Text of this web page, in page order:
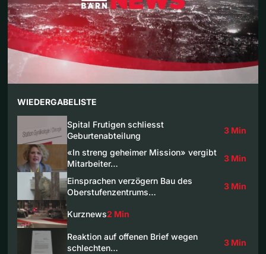
WIEDERGABELISTE
Spital Frutigen schliesst
Geburtenabteilung
3 Min
«In streng geheimer Mission» vergibt
Mitarbeiter…
3 Min
Einsprachen verzögern Bau des
Oberstufenzentrums…
3 Min
Kurznews2 Min
Reaktion auf offenen Brief wegen
schlechten…
3 Min